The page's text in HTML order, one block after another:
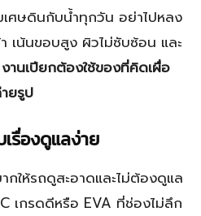
ศษดินกับน้ำทุกวัน อย่าไปหลง
เน้นขอบสูง ผิวไม่ซับซ้อน และ
งานเปียกต้องใช้ของที่คิดเผื่อ
ยรูป
รื่องดูแลง่าย
ให้รถดูสะอาดและไม่ต้องดูแล
เกรดดีหรือ EVA ที่ช่องไม่ลึก